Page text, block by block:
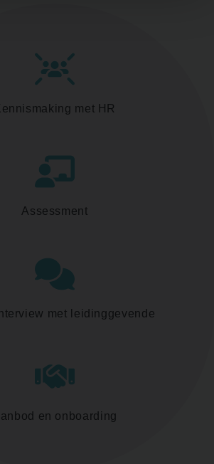
met HR
Assessment
met leidinggevende
en onboarding